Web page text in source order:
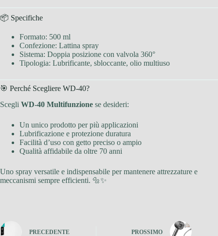
📦 Specifiche
Formato: 500 ml
Confezione: Lattina spray
Sistema: Doppia posizione con valvola 360°
Tipologia: Lubrificante, sbloccante, olio multiuso
🎯 Perché Scegliere WD-40?
Scegli WD-40 Multifunzione se desideri:
Un unico prodotto per più applicazioni
Lubrificazione e protezione duratura
Facilità d’uso con getto preciso o ampio
Qualità affidabile da oltre 70 anni
Uno spray versatile e indispensabile per mantenere attrezzature e
meccanismi sempre efficienti. 🔩✨
PRECEDENTE PROSSIMO